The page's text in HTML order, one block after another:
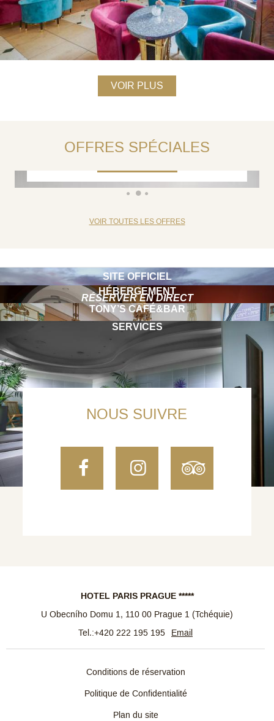
VOIR PLUS
OFFRES SPÉCIALES
JUSQU'À 25% - NON RESTITUABLE
VOIR TOUTES LES OFFRES
SITE OFFICIEL
RÉSERVER EN DIRECT
HÉBERGEMENT
TONY’S CAFÉ&BAR
SERVICES
NOUS SUIVRE
FacebookInstagram
HOTEL PARIS PRAGUE *****
U Obecního Domu 1, 110 00 Prague 1 (Tchéquie)
Tel.:+420 222 195 195 Email
Conditions de réservation
Politique de Confidentialité
Plan du site